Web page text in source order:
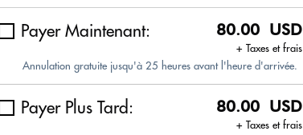
Payer Maintenant: 80.00 USD
+ Taxes et frais
Annulation gratuite jusqu'à 25 heures avant l'heure d'arrivée.
Payer Plus Tard: 80.00 USD
+ Taxes et frais